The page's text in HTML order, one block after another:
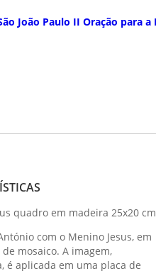
João Paulo II Oração para a
quadro em madeira 25x20
com o Menino Jesus, em
mosaico. A imagem,
aplicada em uma placa de